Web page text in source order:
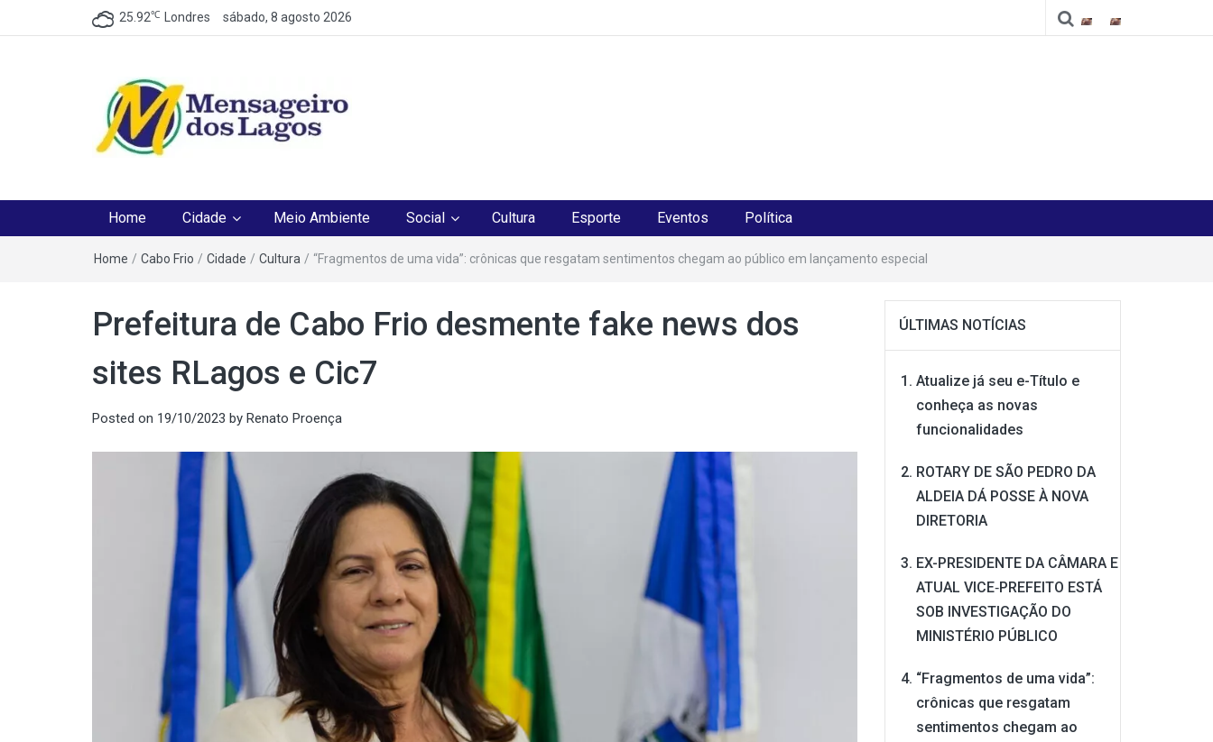
25.92℃ Londres sábado, 8 agosto 2026 Cidade
Home Cidade Meio Ambiente Social Cultura Esporte Eventos Política
Home / Cabo Frio / Cidade / Cultura / “Fragmentos de uma vida”: crônicas que resgatam sentimentos chegam ao público em lançamento especial
Prefeitura de Cabo Frio desmente fake news dos
sites RLagos e Cic7
Posted on 19/10/2023 by Renato Proença
ÚLTIMAS NOTÍCIAS
Atualize já seu e-Título e
conheça as novas
funcionalidades
ROTARY DE SÃO PEDRO DA
ALDEIA DÁ POSSE À NOVA
DIRETORIA
EX-PRESIDENTE DA CÂMARA E
ATUAL VICE‑PREFEITO ESTÁ
SOB INVESTIGAÇÃO DO
MINISTÉRIO PÚBLICO
“Fragmentos de uma vida”:
crônicas que resgatam
sentimentos chegam ao